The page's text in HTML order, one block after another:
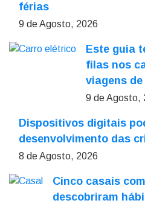
férias
9 de Agosto, 2026
Este guia
filas nos
viagens
9 de Agosto,
Dispositivos digitais
desenvolvimento das
8 de Agosto, 2026
Cinco casais
descobriram